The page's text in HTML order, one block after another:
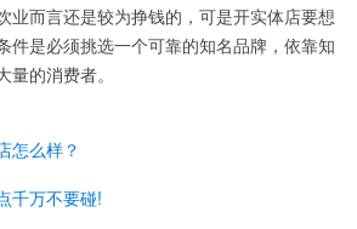
业而言还是较为挣钱的，可是开实体店要想
件是必须挑选一个可靠的知名品牌，依靠知
的消费者。
怎么样？
千万不要碰!